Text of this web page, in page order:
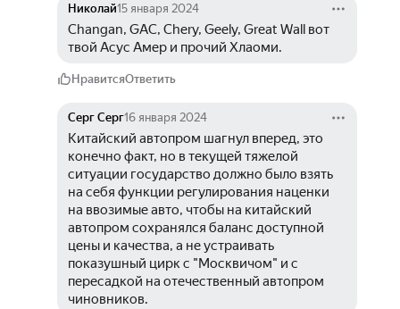
Николай15 января 2024
Changan, GAC, Chery, Geely, Great Wall вот
твой Асус Амер и прочий Хлаоми.
НравитсяОтветить
Серг Серг16 января 2024
Китайский автопром шагнул вперед, это
конечно факт, но в текущей тяжелой
ситуации государство должно было взять
на себя функции регулирования наценки
на ввозимые авто, чтобы на китайский
автопром сохранялся баланс доступной
цены и качества, а не устраивать
показушный цирк с "Москвичом" и с
пересадкой на отечественный автопром
чиновников.